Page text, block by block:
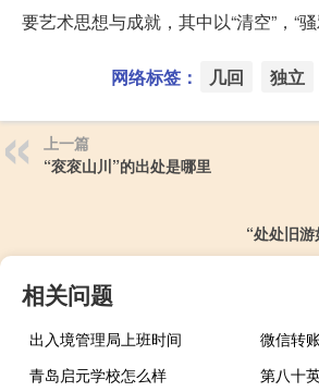
要艺术思想与成就，其中以“清空”，“骚
网络标签： 几回 独立
上一篇
“衮衮山川”的出处是哪里
“处处旧
相关问题
出入境管理局上班时间
青岛启元学校怎么样
第八十